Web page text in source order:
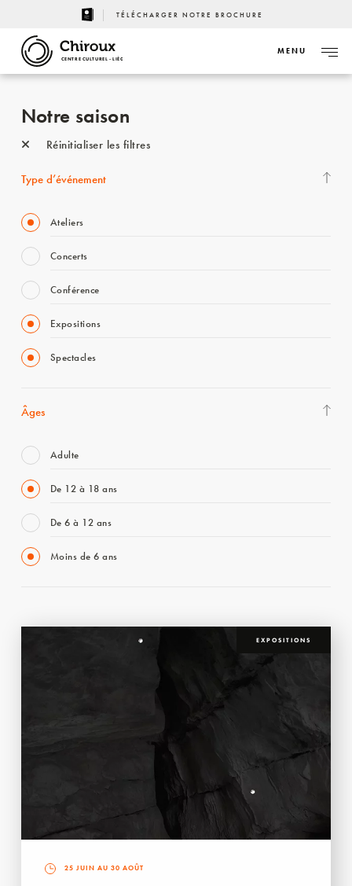
TÉLÉCHARGER NOTRE BROCHURE
CENTRE CULTUREL - LIÈGE
MENU
Notre saison
Réinitialiser les filtres
Type d’événement
Ateliers
Concerts
Conférence
Expositions
Spectacles
Âges
Adulte
De 12 à 18 ans
De 6 à 12 ans
Moins de 6 ans
EXPOSITIONS
25 JUIN AU 30 AOÛT